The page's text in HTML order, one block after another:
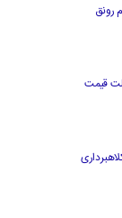
بازار سهام رونق
قیمت
میلیون دلار کلاهبرداری